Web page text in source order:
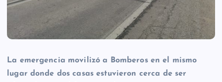
La emergencia movilizó a Bomberos en el mismo
lugar donde dos casas estuvieron cerca de ser